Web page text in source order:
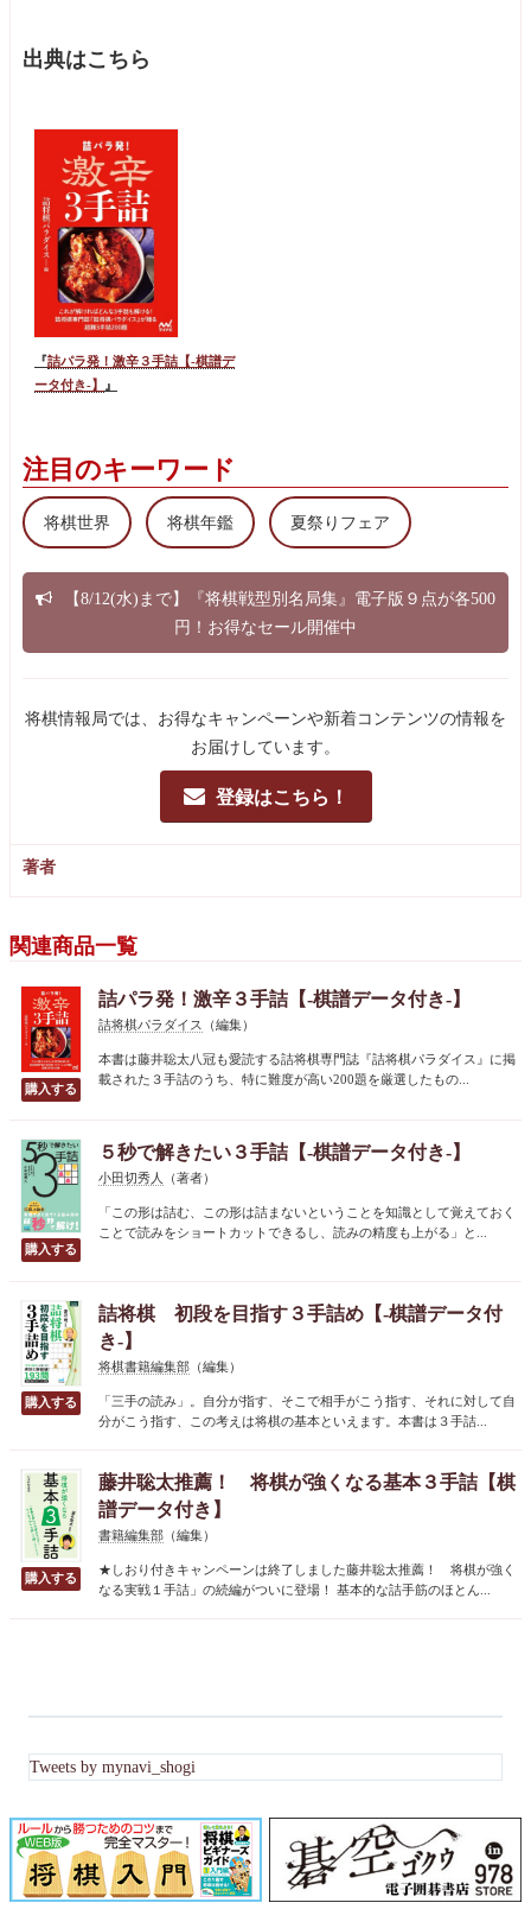
出典はこちら
『詰パラ発！激辛３手詰【-棋譜デ
ータ付き-】
』
注目のキーワード
将棋世界 将棋年鑑 夏祭りフェア
【8/12(水)まで】『将棋戦型別名局集』電子版９点が各500
円！お得なセール開催中
将棋情報局では、お得なキャンペーンや新着コンテンツの情報を
お届けしています。
登録はこちら！
著者
関連商品一覧
詰パラ発！激辛３手詰【-棋譜データ付き-】
詰将棋パラダイス （編集）
本書は藤井聡太八冠も愛読する詰将棋専門誌『詰将棋パラダイス』に掲
載された３手詰のうち、特に難度が高い200題を厳選したもの...
５秒で解きたい３手詰【-棋譜データ付き-】
小田切秀人 （著者）
「この形は詰む、この形は詰まないということを知識として覚えておく
ことで読みをショートカットできるし、読みの精度も上がる」と...
詰将棋 初段を目指す３手詰め【-棋譜データ付
き-】
将棋書籍編集部 （編集）
「三手の読み」。自分が指す、そこで相手がこう指す、それに対して自
分がこう指す、この考えは将棋の基本といえます。本書は３手詰...
藤井聡太推薦！ 将棋が強くなる基本３手詰【棋
譜データ付き】
書籍編集部 （編集）
★しおり付きキャンペーンは終了しました藤井聡太推薦！ 将棋が強く
なる実戦１手詰」の続編がついに登場！ 基本的な詰手筋のほとん...
Tweets by mynavi_shogi